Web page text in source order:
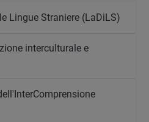
Lingue Straniere (LaDiLS)
interculturale e